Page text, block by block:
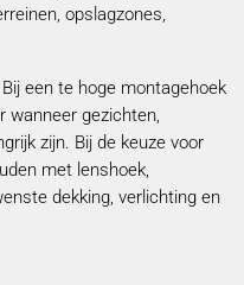
opslagzones,
een te hoge montagehoek
wanneer gezichten,
zijn. Bij de keuze voor
met lenshoek,
dekking, verlichting en